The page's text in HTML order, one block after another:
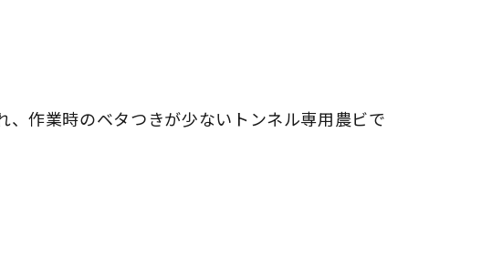
、作業時のベタつきが少ないトンネル専用農ビで